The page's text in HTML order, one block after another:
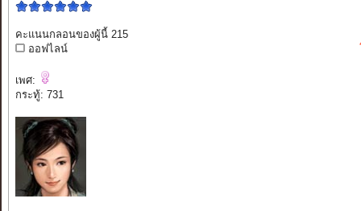
คะแนนกลอนของผู้นี้ 215
ออฟไลน์
เพศ:
กระทู้: 731